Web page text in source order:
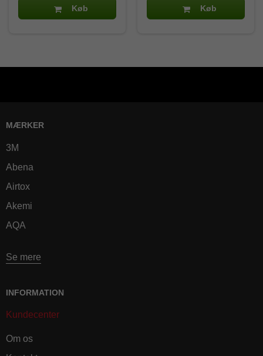
Køb Køb
MÆRKER
3M
Abena
Airtox
Akemi
AQA
Se mere
INFORMATION
Kundecenter
Om os